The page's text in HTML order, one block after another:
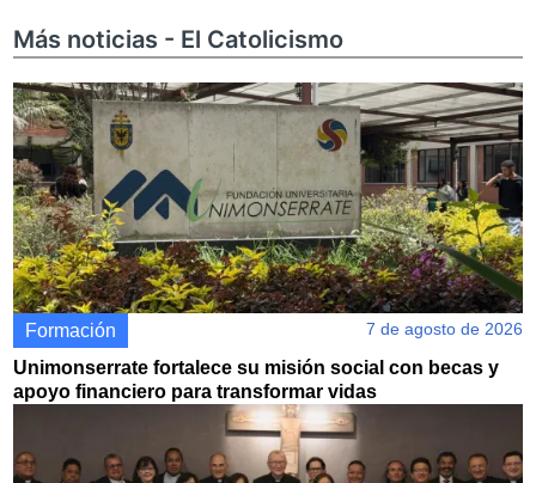
Más noticias - El Catolicismo
Formación 7 de agosto de 2026
Unimonserrate fortalece su misión social con becas y
apoyo financiero para transformar vidas